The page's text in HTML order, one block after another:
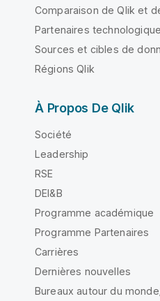
Comparaison de Qlik et
Partenaires
Sources et cibles de
Régions Qlik
À Propos De Qlik
Société
Leadership
RSE
DEI&B
Programme académique
Programme Partenaires
Carrières
Dernières nouvelles
Bureaux autour du